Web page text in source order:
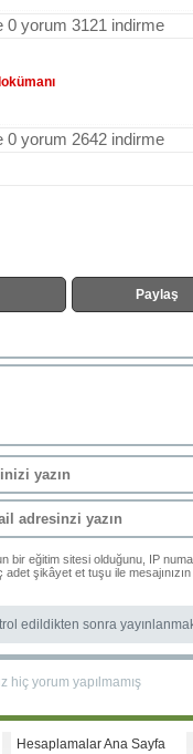
0 yorum 3121 indirme
0 yorum 2642 indirme
Paylaş
bir eğitim sitesi olduğunu, IP
adet şikâyet et tuşu ile
edildikten sonra
hiç yorum yapılmamış
Hesaplamalar Ana Sayfa